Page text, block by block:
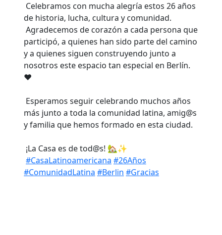
Celebramos con mucha alegría estos 26 años
de historia, lucha, cultura y comunidad.
Agradecemos de corazón a cada persona que
participó, a quienes han sido parte del camino
y a quienes siguen construyendo junto a
nosotros este espacio tan especial en Berlín.
❤️
Esperamos seguir celebrando muchos años
más junto a toda la comunidad latina, amig@s
y familia que hemos formado en esta ciudad.
¡La Casa es de tod@s! 🏡✨
#CasaLatinoamericana #26Años
#ComunidadLatina #Berlin #Gracias